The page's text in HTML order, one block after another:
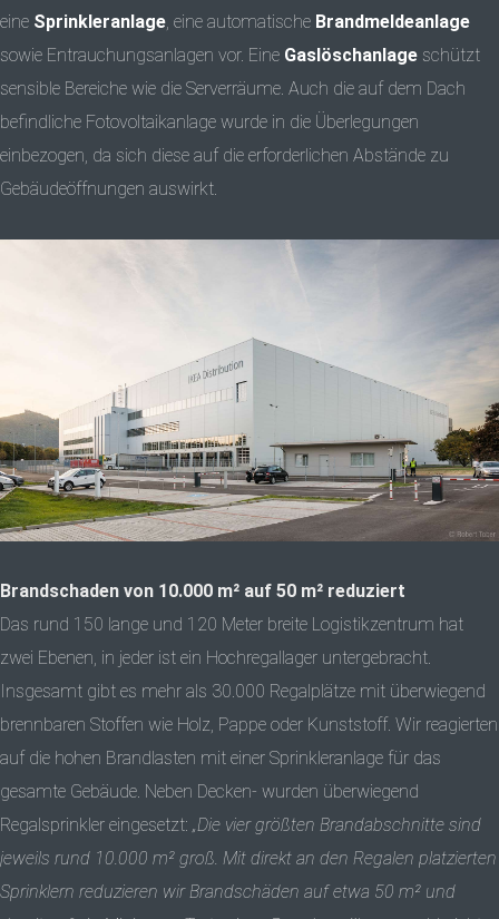
eine Sprinkleranlage, eine automatische Brandmeldeanlage
sowie Entrauchungsanlagen vor. Eine Gaslöschanlage schützt
sensible Bereiche wie die Serverräume. Auch die auf dem Dach
befindliche Fotovoltaikanlage wurde in die Überlegungen
einbezogen, da sich diese auf die erforderlichen Abstände zu
Gebäudeöffnungen auswirkt.
Brandschaden von 10.000 m² auf 50 m² reduziert
Das rund 150 lange und 120 Meter breite Logistikzentrum hat
zwei Ebenen, in jeder ist ein Hochregallager untergebracht.
Insgesamt gibt es mehr als 30.000 Regalplätze mit überwiegend
brennbaren Stoffen wie Holz, Pappe oder Kunststoff. Wir reagierten
auf die hohen Brandlasten mit einer Sprinkleranlage für das
gesamte Gebäude. Neben Decken- wurden überwiegend
Regalsprinkler eingesetzt: „Die vier größten Brandabschnitte sind
jeweils rund 10.000 m² groß. Mit direkt an den Regalen platzierten
Sprinklern reduzieren wir Brandschäden auf etwa 50 m² und